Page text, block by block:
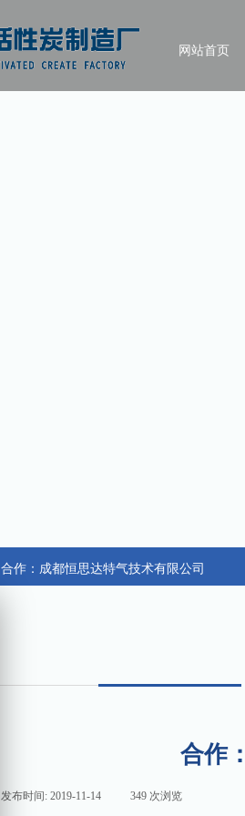
网站首页
合作：成都恒思达特气技术有限公司
合作
发布时间: 2019-11-14 349 次浏览